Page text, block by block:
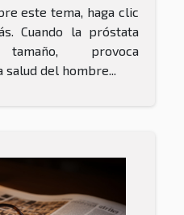
este tema, haga clic
Cuando la próstata
provoca
del hombre...